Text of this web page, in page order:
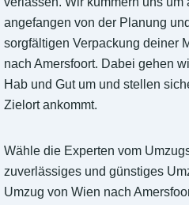
angefangen von der Planung
sorgfältigen Verpackung deiner
nach Amersfoort. Dabei gehen
Hab und Gut um und stellen
Zielort ankommt.
Wähle die Experten vom
zuverlässiges und günstiges
Umzug von Wien nach